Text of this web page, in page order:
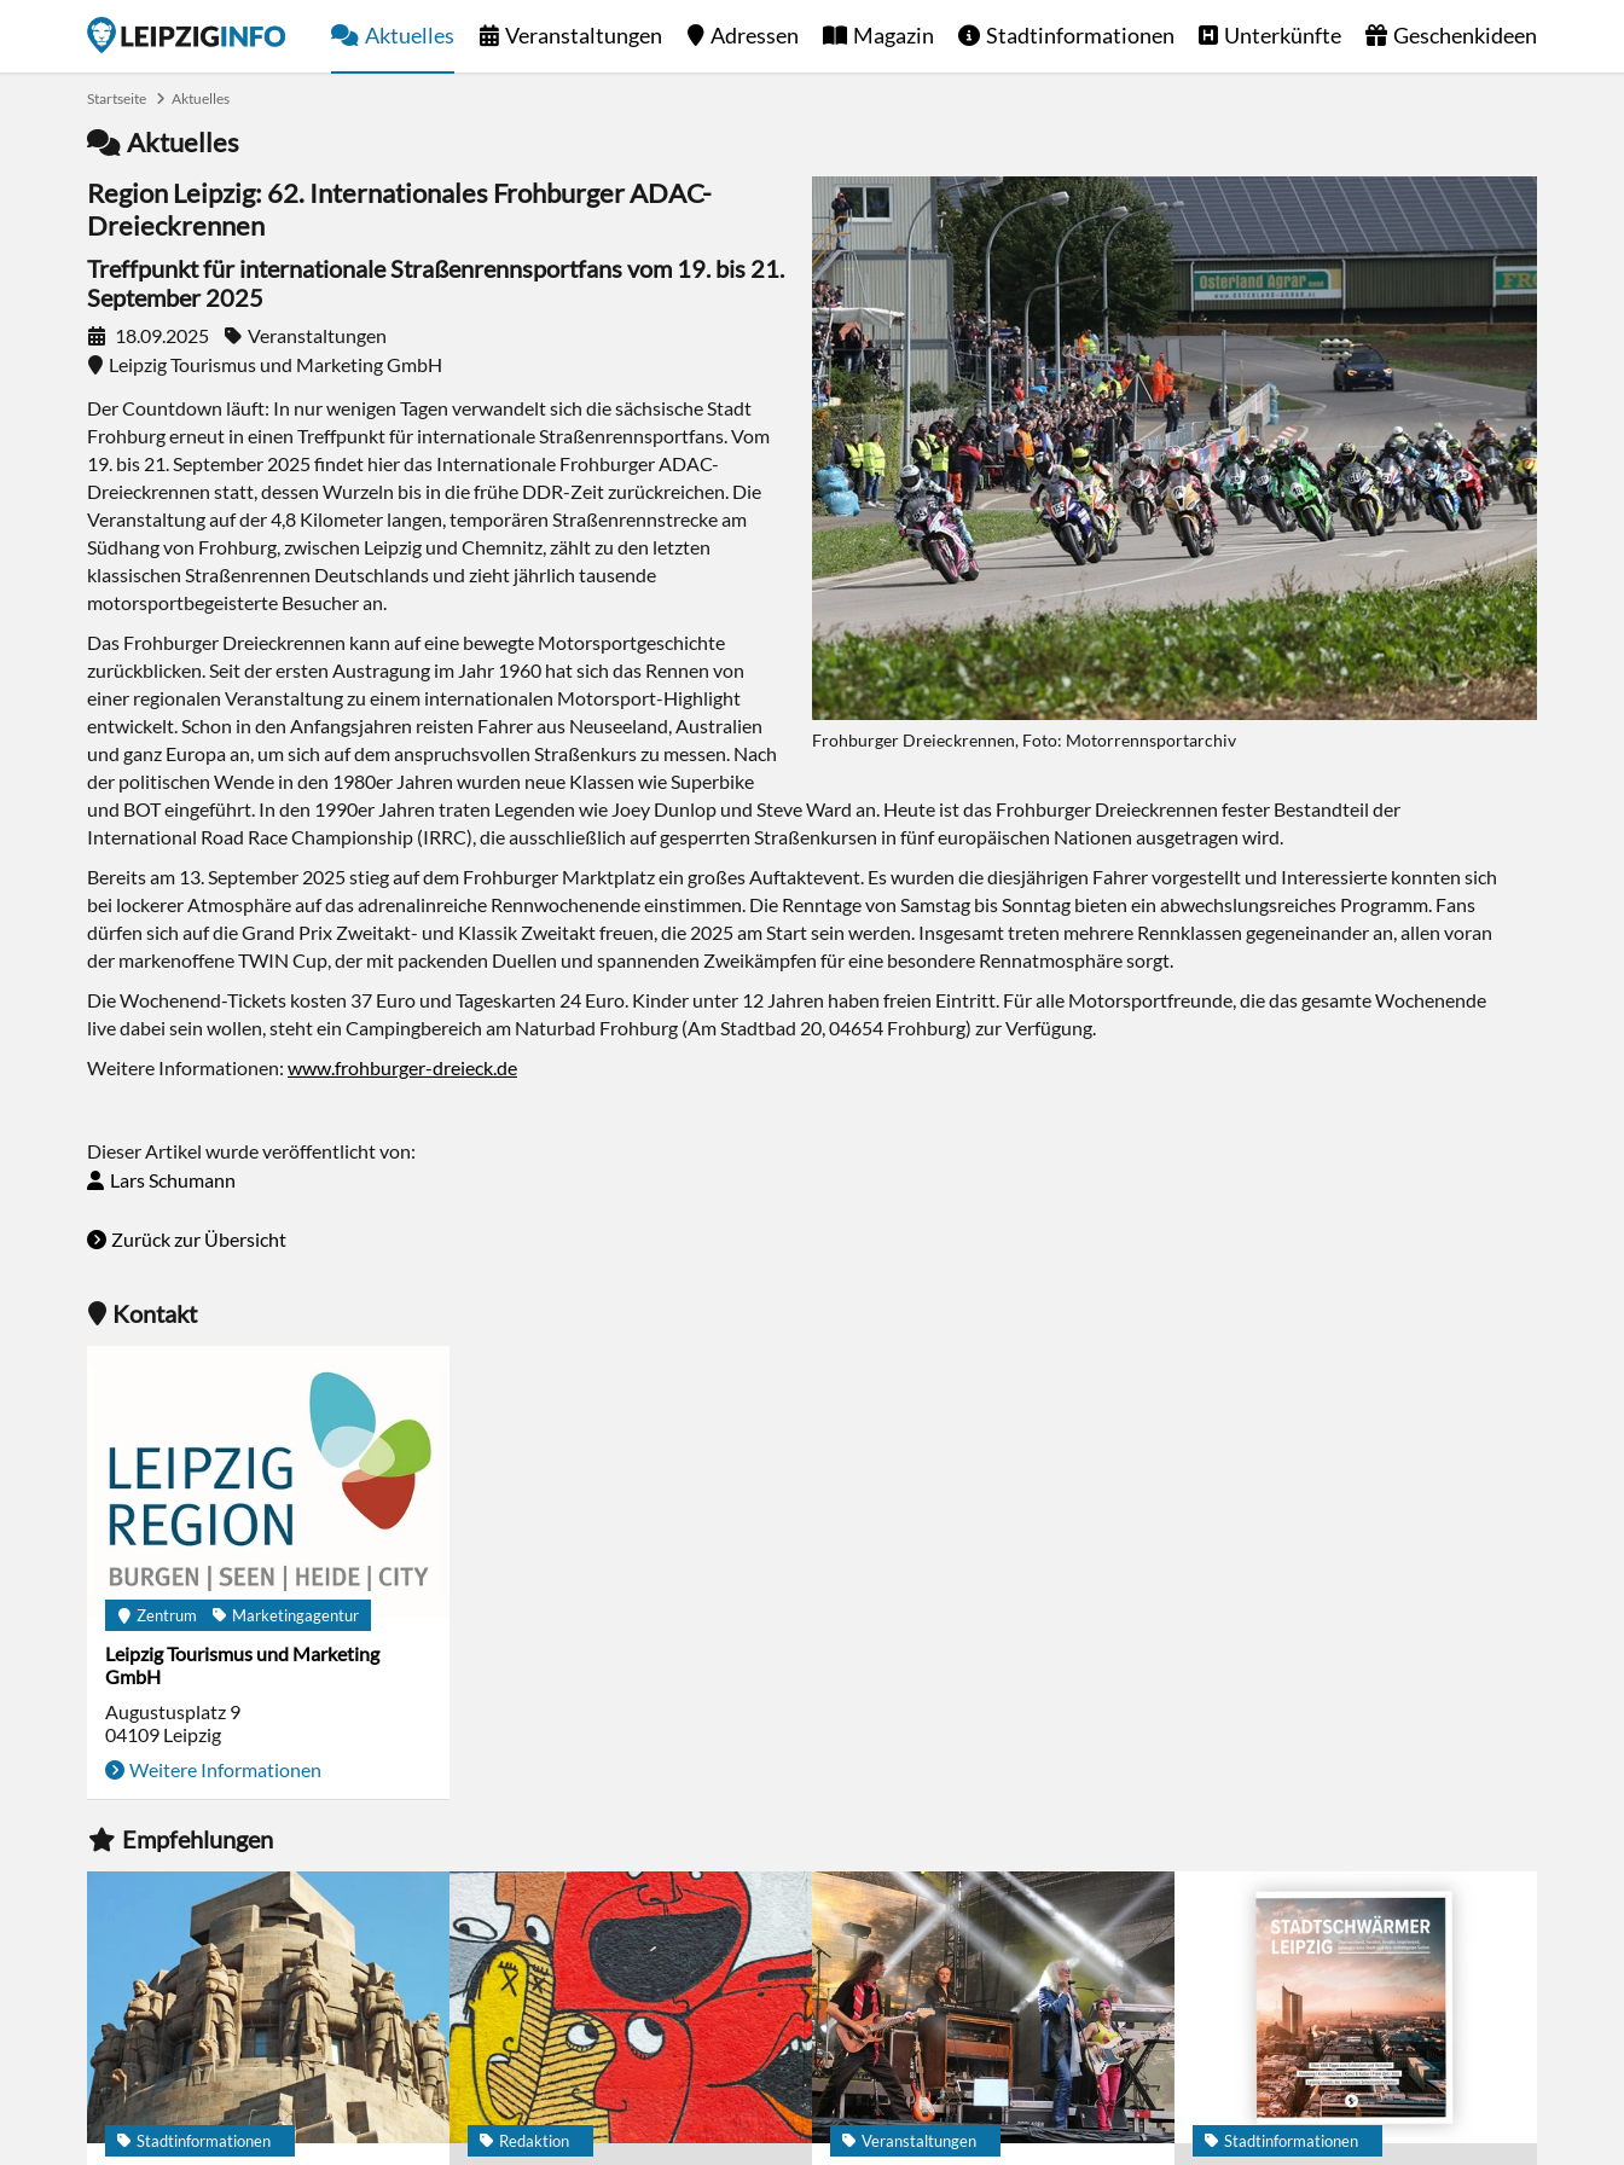
Aktuelles Veranstaltungen Adressen Magazin Stadtinformationen Unterkünfte Geschenkideen
Startseite Aktuelles
Aktuelles
Frohburger Dreieckrennen, Foto: Motorrennsportarchiv
Region Leipzig: 62. Internationales Frohburger ADAC-
Dreieckrennen
Treffpunkt für internationale Straßenrennsportfans vom 19. bis 21.
September 2025
18.09.2025
Veranstaltungen
Leipzig Tourismus und Marketing GmbH
Der Countdown läuft: In nur wenigen Tagen verwandelt sich die sächsische Stadt
Frohburg erneut in einen Treffpunkt für internationale Straßenrennsportfans. Vom
19. bis 21. September 2025 findet hier das Internationale Frohburger ADAC-
Dreieckrennen statt, dessen Wurzeln bis in die frühe DDR-Zeit zurückreichen. Die
Veranstaltung auf der 4,8 Kilometer langen, temporären Straßenrennstrecke am
Südhang von Frohburg, zwischen Leipzig und Chemnitz, zählt zu den letzten
klassischen Straßenrennen Deutschlands und zieht jährlich tausende
motorsportbegeisterte Besucher an.
Das Frohburger Dreieckrennen kann auf eine bewegte Motorsportgeschichte
zurückblicken. Seit der ersten Austragung im Jahr 1960 hat sich das Rennen von
einer regionalen Veranstaltung zu einem internationalen Motorsport-Highlight
entwickelt. Schon in den Anfangsjahren reisten Fahrer aus Neuseeland, Australien
und ganz Europa an, um sich auf dem anspruchsvollen Straßenkurs zu messen. Nach
der politischen Wende in den 1980er Jahren wurden neue Klassen wie Superbike
und BOT eingeführt. In den 1990er Jahren traten Legenden wie Joey Dunlop und Steve Ward an. Heute ist das Frohburger Dreieckrennen fester Bestandteil der
International Road Race Championship (IRRC), die ausschließlich auf gesperrten Straßenkursen in fünf europäischen Nationen ausgetragen wird.
Bereits am 13. September 2025 stieg auf dem Frohburger Marktplatz ein großes Auftaktevent. Es wurden die diesjährigen Fahrer vorgestellt und Interessierte konnten sich
bei lockerer Atmosphäre auf das adrenalinreiche Rennwochenende einstimmen. Die Renntage von Samstag bis Sonntag bieten ein abwechslungsreiches Programm. Fans
dürfen sich auf die Grand Prix Zweitakt- und Klassik Zweitakt freuen, die 2025 am Start sein werden. Insgesamt treten mehrere Rennklassen gegeneinander an, allen voran
der markenoffene TWIN Cup, der mit packenden Duellen und spannenden Zweikämpfen für eine besondere Rennatmosphäre sorgt.
Die Wochenend-Tickets kosten 37 Euro und Tageskarten 24 Euro. Kinder unter 12 Jahren haben freien Eintritt. Für alle Motorsportfreunde, die das gesamte Wochenende
live dabei sein wollen, steht ein Campingbereich am Naturbad Frohburg (Am Stadtbad 20, 04654 Frohburg) zur Verfügung.
Weitere Informationen: www.frohburger-dreieck.de
Dieser Artikel wurde veröffentlicht von:
Lars Schumann
Zurück zur Übersicht
Kontakt
Zentrum Marketingagentur
Leipzig Tourismus und Marketing
GmbH
Augustusplatz 9
04109 Leipzig
Weitere Informationen
Empfehlungen
Stadtinformationen Redaktion Veranstaltungen Stadtinformationen